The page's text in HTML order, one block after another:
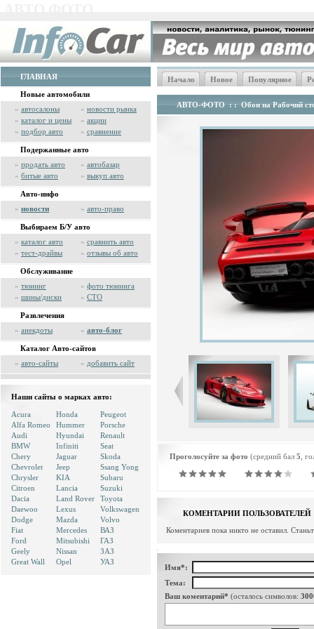
ГЛАВНАЯ
Новые автомобили
» автосалоны » новости рынка
» каталог и цены » акции
» подбор авто » сравнение
Подержанные авто
» продать авто » автобазар
» битые авто » выкуп авто
Авто-инфо
» новости » авто-право
Выбираем Б/У авто
» каталог авто » сравнить авто
» тест-драйвы » отзывы об авто
Обслуживание
» тюнинг » фото тюнинга
» шины/диски » СТО
Развлечения
» анекдоты » авто-блог
Каталог Авто-сайтов
» авто-сайты » добавить сайт
Наши сайты о марках авто:
Acura
Alfa Romeo
Audi
BMW
Chery
Chevrolet
Chrysler
Citroen
Dacia
Daewoo
Dodge
Fiat
Ford
Geely
Great Wall
Honda
Hummer
Hyundai
Infiniti
Jaguar
Jeep
KIA
Lancia
Land Rover
Lexus
Mazda
Mercedes
Mitsubishi
Nissan
Opel
Peugeot
Porsche
Renault
Seat
Skoda
Ssang Yong
Subaru
Suzuki
Toyota
Volkswagen
Volvo
ВАЗ
ГАЗ
ЗАЗ
УАЗ
Начало Новое Популярное
АВТО-ФОТО : : Обои на Рабочий
Проголосуйте за фото (средний бал 5 ,
КОМЕНТАРИИ ПОЛЬЗОВАТЕЛЕЙ
Коментариев пока никто не оставил.
Имя*:
Тема:
Ваш коментарий* (осталось символов: